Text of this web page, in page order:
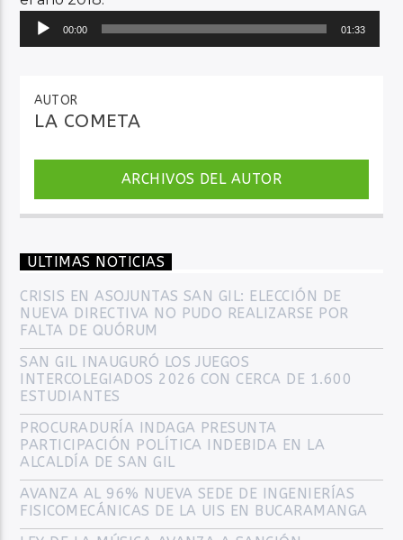
Reproductor
00:00 01:33
AUTOR
LA COMETA
ARCHIVOS DEL AUTOR
ULTIMAS NOTICIAS
CRISIS EN ASOJUNTAS SAN GIL: ELECCIÓN DE
NUEVA DIRECTIVA NO PUDO REALIZARSE POR
FALTA DE QUÓRUM
SAN GIL INAUGURÓ LOS JUEGOS
INTERCOLEGIADOS 2026 CON CERCA DE 1.600
ESTUDIANTES
PROCURADURÍA INDAGA PRESUNTA
PARTICIPACIÓN POLÍTICA INDEBIDA EN LA
ALCALDÍA DE SAN GIL
AVANZA AL 96% NUEVA SEDE DE INGENIERÍAS
FISICOMECÁNICAS DE LA UIS EN BUCARAMANGA